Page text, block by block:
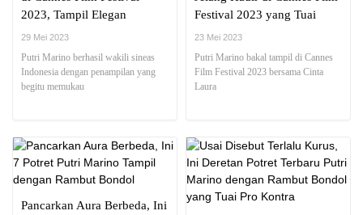
2023, Tampil Elegan
Pancarkan Aura Bintang
29 Mei 2023
Putri Marino berhasil wakili sineas
Indonesia dengan penampilan yang
begitu memukau
Festival 2023 yang Tuai
Sanjungan
23 Mei 2023
Putri Marino bakal tampil di Cannes
Film Festival 2023 bersama Cinta
Laura
Pancarkan Aura Berbeda, Ini